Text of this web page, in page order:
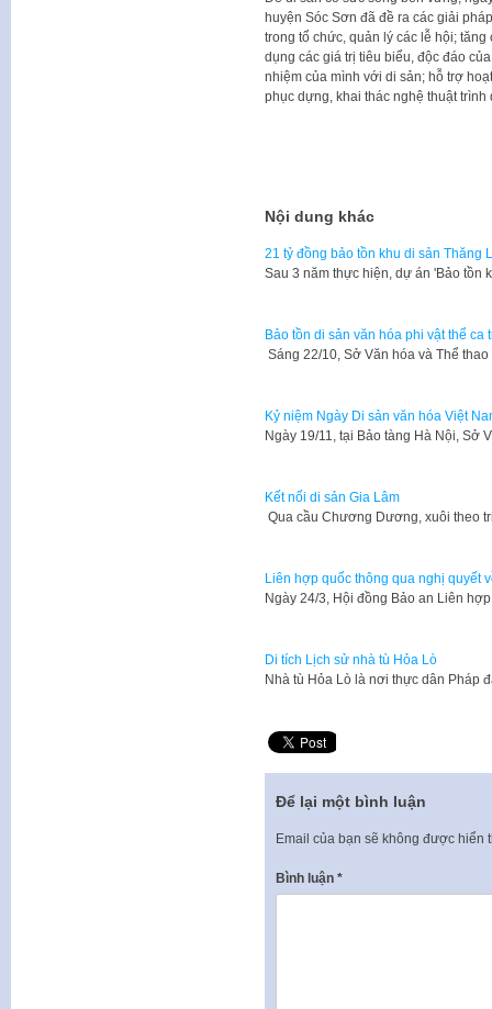
huyện Sóc Sơn đã đề ra các giải
trong tổ chức, quản lý các lễ hội;
dụng các giá trị tiêu biểu, độc đáo
nhiệm của mình với di sản; hỗ trợ
phục dựng, khai thác nghệ thuật
Nội dung khác
21 tỷ đồng bảo tồn khu di sản Thăng
​Sau 3 năm thực hiện, dự án 'Bảo tồn
Bảo tồn di sản văn hóa phi vật thể ca
Sáng 22/10, Sở Văn hóa và Thể
Kỷ niệm Ngày Di sản văn hóa Việt
​Ngày 19/11, tại Bảo tàng Hà Nội, Sở
Kết nối di sản Gia Lâm
Qua cầu Chương Dương, xuôi theo
Liên hợp quốc thông qua nghị quyết
Ngày 24/3, Hội đồng Bảo an Liên
Di tích Lịch sử nhà tù Hỏa Lò
Nhà tù Hỏa Lò là nơi thực dân Pháp
Để lại một bình luận
Email của bạn sẽ không được hiển
Bình luận *